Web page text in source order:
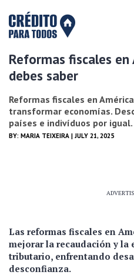
Reformas fiscales
debes saber
Reformas fiscales en
transformar economías.
países e indivíduos por igual.
BY: MARIA TEIXEIRA | JULY 21, 2025
Las reformas fiscales en
mejorar la recaudación y la
tributario, enfrentando
desconfianza.